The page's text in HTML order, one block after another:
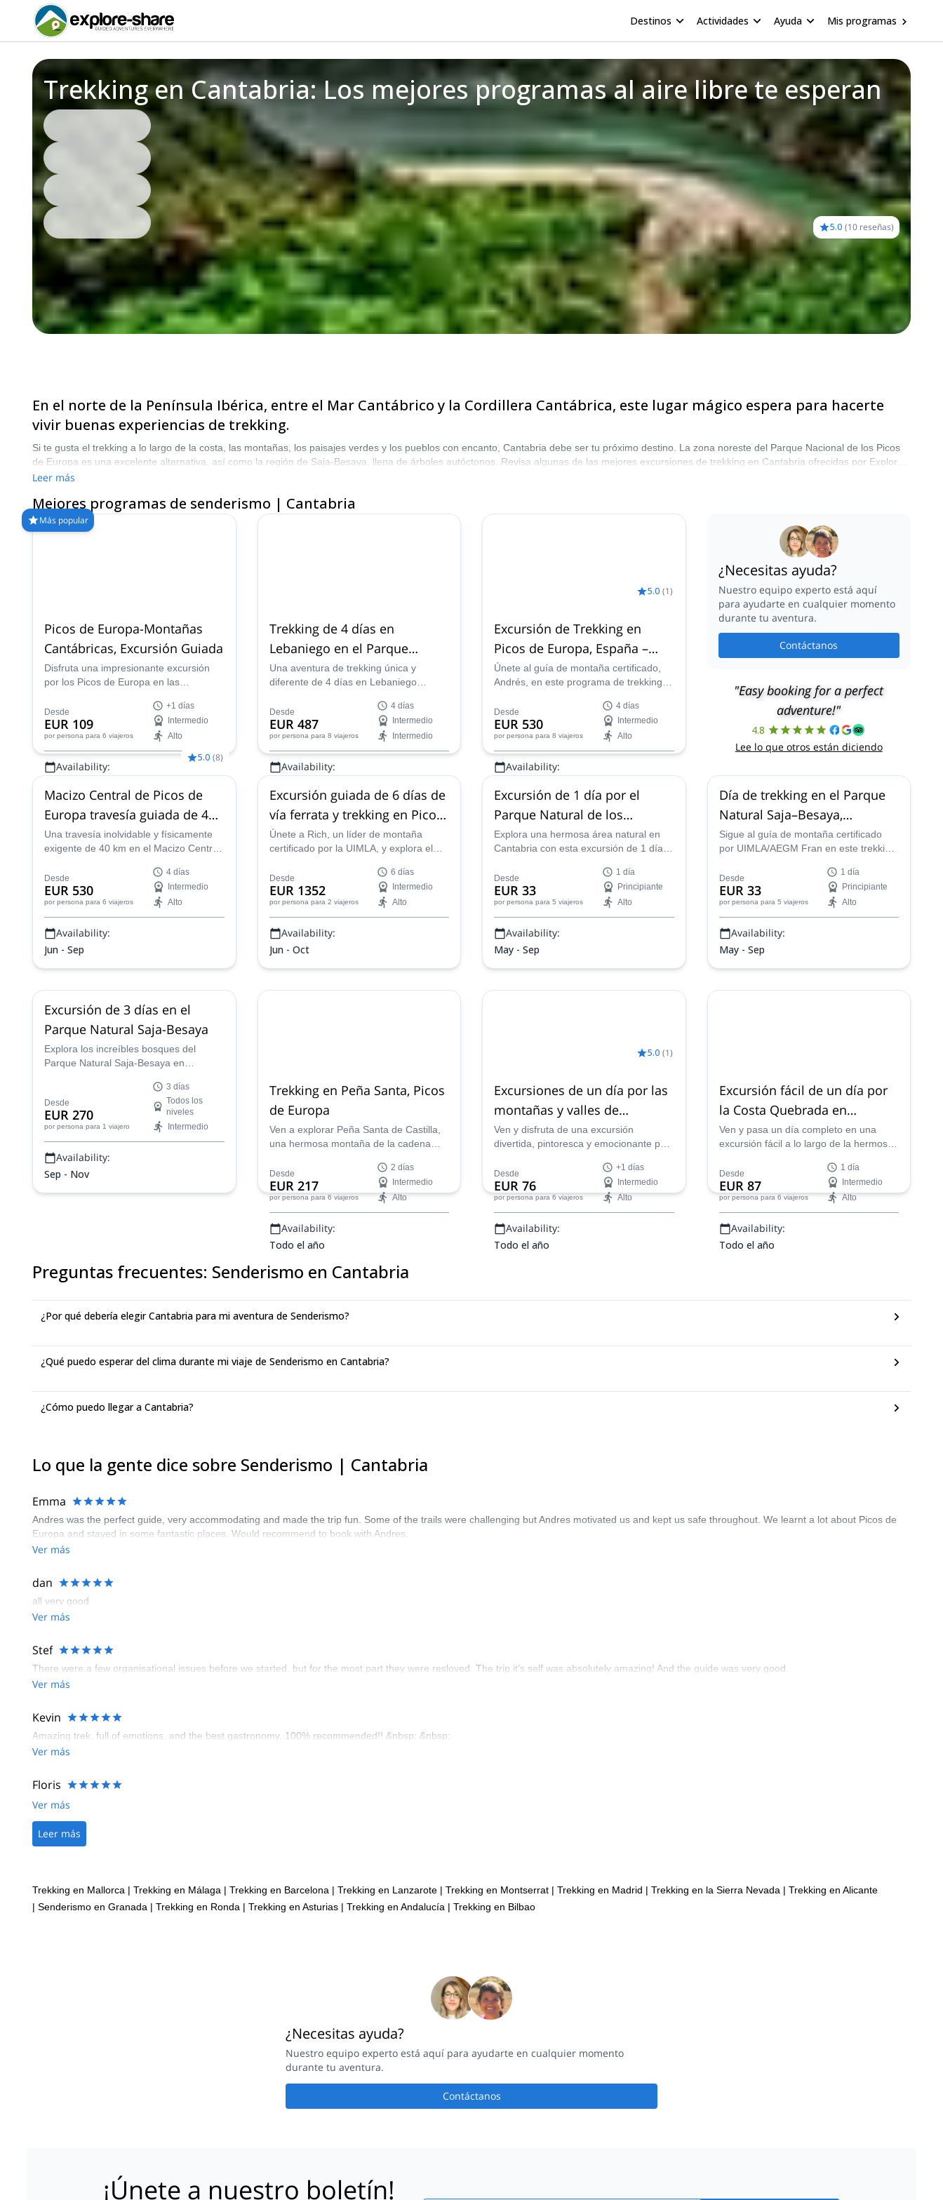
Destinos Actividades Ayuda Mis programas
Trekking en Cantabria: Los mejores programas al aire libre te esperan
5.0 (10 reseñas)
En el norte de la Península Ibérica, entre el Mar Cantábrico y la Cordillera Cantábrica, este lugar mágico espera para hacerte
vivir buenas experiencias de trekking.
Si te gusta el trekking a lo largo de la costa, las montañas, los paisajes verdes y los pueblos con encanto, Cantabria debe ser tu próximo destino. La zona noreste del Parque Nacional de los Picos
de Europa es una excelente alternativa, así como la región de Saja-Besaya, llena de árboles autóctonos. Revisa algunas de las mejores excursiones de trekking en Cantabria ofrecidas por Explore-
Share.com
Leer más
Mejores programas de senderismo | Cantabria
Más popular
Picos de Europa-Montañas
Cantábricas, Excursión Guiada
Disfruta una impresionante excursión
por los Picos de Europa en las
España con Miguel, un guía de
montaña certificado por la AEGM.
Desde
EUR 109
por persona para 6 viajeros
+1 días
Intermedio
Alto
Availability:
Trekking de 4 días en
Lebaniego en el Parque
Nacional Picos de Europa
Una aventura de trekking única y
diferente de 4 días en Lebaniego
combinación de trekking con una
búsqueda del tesoro, muy divertida para
toda la familia.
Desde
EUR 487
por persona para 8 viajeros
4 días
Intermedio
Intermedio
Availability:
5.0 (1)
Excursión de Trekking en
Picos de Europa, España –
Desfiladero de La Hermida
Únete al guía de montaña certificado,
Andrés, en este programa de trekking
de Europa. Camina por senderos
antiguos y hermosos paisajes a lo largo
del Desfiladero de La Hermida, en el
norte de España.
Desde
EUR 530
por persona para 8 viajeros
4 días
Intermedio
Alto
Availability:
¿Necesitas ayuda?
Nuestro equipo experto está aquí
para ayudarte en cualquier momento
durante tu aventura.
Contáctanos
"Easy booking for a perfect
adventure!"
4.8
Lee lo que otros están diciendo
5.0 (8)
Macizo Central de Picos de
Europa travesía guiada de 4
días
Una travesía inolvidable y físicamente
exigente de 40 km en el Macizo Central
cántabras. Un tour de 4 días liderado
por Andrés, guía local certificado por la
AEGM.
Desde
EUR 530
por persona para 6 viajeros
4 días
Intermedio
Alto
Availability:
Jun - Sep
Excursión guiada de 6 días de
vía ferrata y trekking en Picos
de Europa
Únete a Rich, un líder de montaña
certificado por la UIMLA, y explora el
de las áreas montañosas más increíbles
de Europa.
Desde
EUR 1352
por persona para 2 viajeros
6 días
Intermedio
Alto
Availability:
Jun - Oct
Excursión de 1 día por el
Parque Natural de los
Collados del Asón, Cantabria
Explora una hermosa área natural en
Cantabria con esta excursión de 1 día
del Asón con Fran, guía de montaña
certificado por UIMLA/AEGM.
Desde
EUR 33
por persona para 5 viajeros
1 día
Principiante
Alto
Availability:
May - Sep
Día de trekking en el Parque
Natural Saja–Besaya,
Cantabria
Sigue al guía de montaña certificado
por UIMLA/AEGM Fran en este trekking
increíbles lugares naturales en el
Parque Natural Saja-Besaya.
Desde
EUR 33
por persona para 5 viajeros
1 día
Principiante
Alto
Availability:
May - Sep
Excursión de 3 días en el
Parque Natural Saja-Besaya
Explora los increíbles bosques del
Parque Natural Saja-Besaya en
3 días con Pedro, un guía de montaña
certificado por la AEGM.
Desde
EUR 270
por persona para 1 viajero
3 días
Todos los
niveles
Intermedio
Availability:
Sep - Nov
Trekking en Peña Santa, Picos
de Europa
Ven a explorar Peña Santa de Castilla,
una hermosa montaña de la cadena
norte de España. Experimenta una
experiencia de trekking fascinante en
esta joya oculta de los Picos de Europa
con Alberto, un guía local certificado
que garantiza una experiencia
montañera auténtica en el corazón del
Desde
EUR 217
por persona para 6 viajeros
2 días
Intermedio
Alto
Availability:
Todo el año
5.0 (1)
Excursiones de un día por las
montañas y valles de
Cantabria
Ven y disfruta de una excursión
divertida, pintoresca y emocionante por
España, con guía certificado AEGM,
Asier.
Desde
EUR 76
por persona para 6 viajeros
+1 días
Intermedio
Alto
Availability:
Todo el año
Excursión fácil de un día por
la Costa Quebrada en
Cantabria, cerca de Santander
Ven y pasa un día completo en una
excursión fácil a lo largo de la hermosa
cerca de Santander, con el guía
certificado por AEGM Asier.
Desde
EUR 87
por persona para 6 viajeros
1 día
Intermedio
Alto
Availability:
Todo el año
Preguntas frecuentes: Senderismo en Cantabria
¿Por qué debería elegir Cantabria para mi aventura de Senderismo?
¿Qué puedo esperar del clima durante mi viaje de Senderismo en Cantabria?
¿Cómo puedo llegar a Cantabria?
Lo que la gente dice sobre Senderismo | Cantabria
Emma
Andres was the perfect guide, very accommodating and made the trip fun. Some of the trails were challenging but Andres motivated us and kept us safe throughout. We learnt a lot about Picos de
Europa and stayed in some fantastic places. Would recommend to book with Andres.
Ver más
dan
all very good
Ver más
Stef
There were a few organisational issues before we started, but for the most part they were resloved. The trip it’s self was absolutely amazing! And the guide was very good.
Ver más
Kevin
Amazing trek, full of emotions, and the best gastronomy. 100% recommended!! &nbsp; &nbsp;
Ver más
Floris
Ver más
Leer más
Trekking en Mallorca | Trekking en Málaga | Trekking en Barcelona | Trekking en Lanzarote | Trekking en Montserrat | Trekking en Madrid | Trekking en la Sierra Nevada | Trekking en Alicante
| Senderismo en Granada | Trekking en Ronda | Trekking en Asturias | Trekking en Andalucía | Trekking en Bilbao
¿Necesitas ayuda?
Nuestro equipo experto está aquí para ayudarte en cualquier momento
durante tu aventura.
Contáctanos
¡Únete a nuestro boletín!